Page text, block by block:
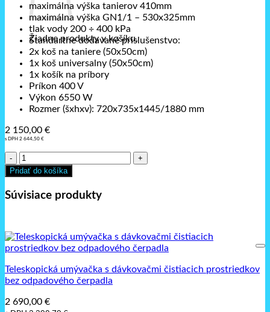
Žiadne produkty v košíku.
maximálna výška tanierov 410mm
maximálna výška GN1/1 – 530x325mm
tlak vody 200 ÷ 400 kPa
Štandartne dodavané príslušenstvo:
2x koš na taniere (50x50cm)
1x koš universalny (50x50cm)
1x košík na príbory
Príkon 400 V
Výkon 6550 W
Rozmer (šxhxv): 720x735x1445/1880 mm
2 150,00 €
s DPH 2 644,50 €
množstvo
Teleskopická
umývačka
Dihr
DDE
Pridať do košíka
Súvisiace produkty
Teleskopická umývačka s dávkovačmi čistiacich prostriedkov
bez odpadového čerpadla
2 690,00 €